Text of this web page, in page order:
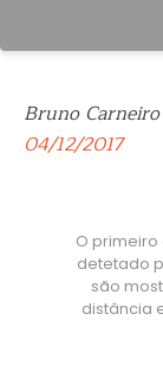
Bruno
04/12/2017
O
detetado
são
distância